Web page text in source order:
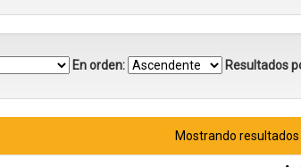
En orden: Resultados
Mostrando resultados